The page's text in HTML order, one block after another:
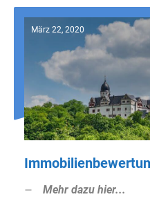
März 22, 2020
Mehr dazu hier...